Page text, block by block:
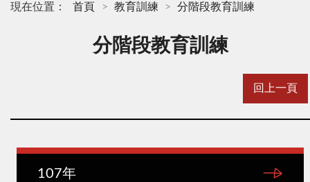
現在位置： 首頁 教育訓練 分階段教育訓練
分階段教育訓練
回上一頁
107年